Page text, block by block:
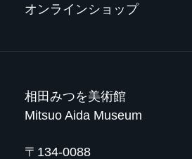
オンラインショップ
相田みつを美術館
Mitsuo Aida Museum
〒134-0088